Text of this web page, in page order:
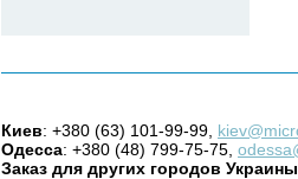
Киев: +380 (63) 101-99-99,
Одесса: +380 (48) 799-75-75,
Заказ для других городов Украины